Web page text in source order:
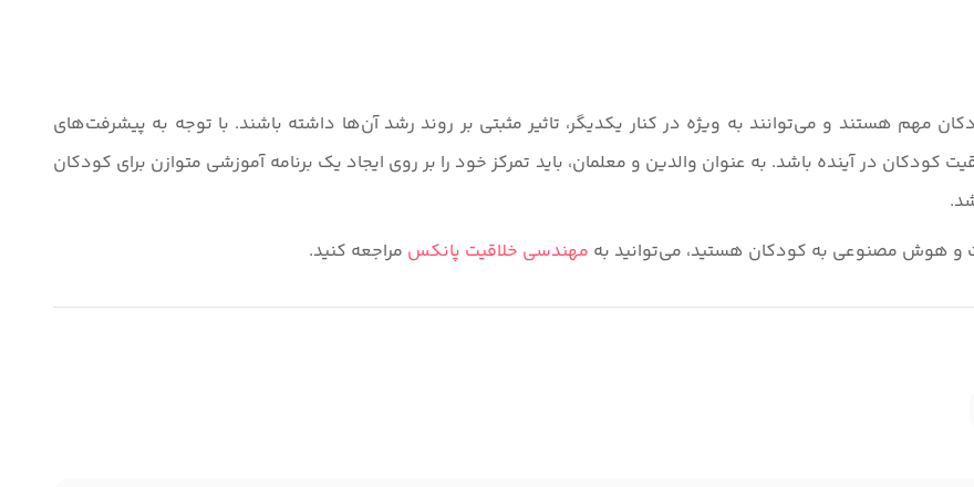
هستند و می‌توانند به ویژه در کنار یکدیگر، تاثیر مثبتی بر روند رشد آن‌ها داشته باشند. با توجه به پیشرفت‌های
کودکان در آینده باشد. به عنوان والدین و معلمان، باید تمرکز خود را بر روی ایجاد یک برنامه آموزشی متوازن برای کودکان
و هوش مصنوعی به کودکان هستید، می‌توانید به مهندسی خلاقیت پانکس مراجعه کنید.